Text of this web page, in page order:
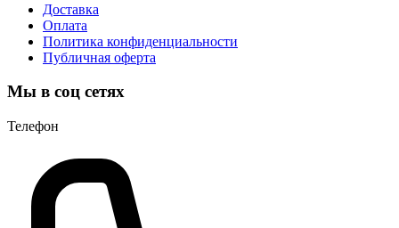
Доставка
Оплата
Политика конфиденциальности
Публичная оферта
Мы в соц сетях
Телефон